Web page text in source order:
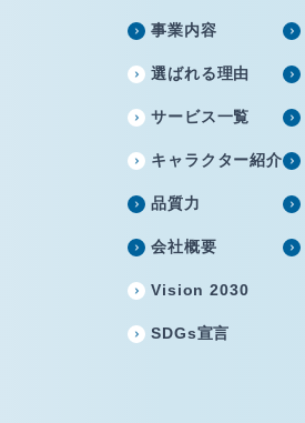
事業内容
選ばれる理由
サービス一覧
キャラクター紹介
品質力
会社概要
Vision 2030
SDGs宣言